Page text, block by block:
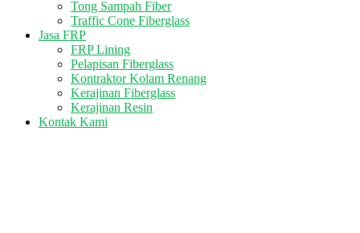
Tong Sampah Fiber
Traffic Cone Fiberglass
Jasa FRP
FRP Lining
Pelapisan Fiberglass
Kontraktor Kolam Renang
Kerajinan Fiberglass
Kerajinan Resin
Kontak Kami